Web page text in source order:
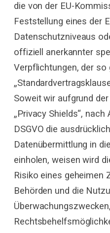
die von der EU-
Feststellung eines der
Datenschutzniveaus
offiziell anerkannter
Verpflichtungen, der so
Soweit wir aufgrund
„Privacy Shields“, nach
DSGVO die
Datenübermittlung in
einholen, weisen wird
Risiko eines geheimen
Behörden und die